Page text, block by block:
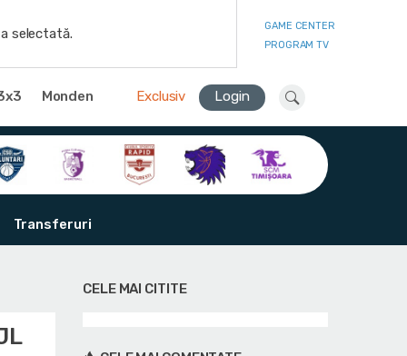
selectată.
GAME CENTER
PROGRAM TV
Monden Exclusiv Login
Transferuri
CELE MAI CITITE